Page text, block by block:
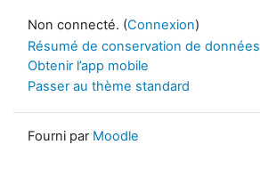
Non connecté. (Connexion)
Résumé de conservation de données
Obtenir l’app mobile
Passer au thème standard
Fourni par Moodle